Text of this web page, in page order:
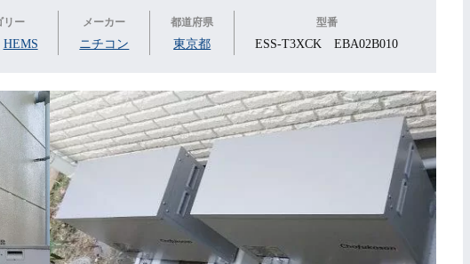
リー
HEMS
メーカー
ニチコン
都道府県
東京都
型番
ESS-T3XCK EBA02B010